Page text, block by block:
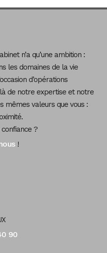
n’a qu’une ambition :
les domaines de la vie
d’opérations
de notre expertise et notre
mêmes valeurs que vous :
?
!
90